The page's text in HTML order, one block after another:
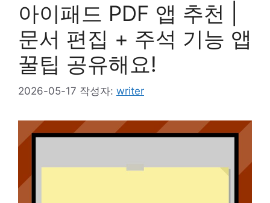
아이패드 PDF 앱 추천 |
문서 편집 + 주석 기능 앱
꿀팁 공유해요!
2026-05-17 작성자: writer